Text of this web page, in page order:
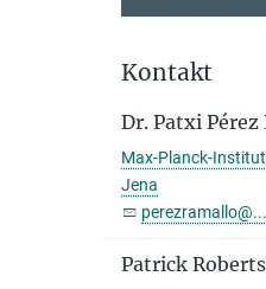
Kontakt
Dr. Patxi Pérez
Max-Planck-
Jena
perezramallo@...
Patrick Roberts